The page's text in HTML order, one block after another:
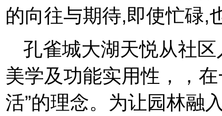
的向往与期待,即使忙碌,
孔雀城大湖天悦从社
美学及功能实用性，，
活”的理念。为让园林融